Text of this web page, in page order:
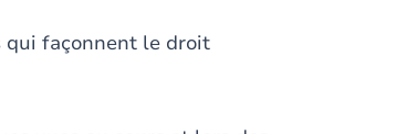
qui façonnent le droit